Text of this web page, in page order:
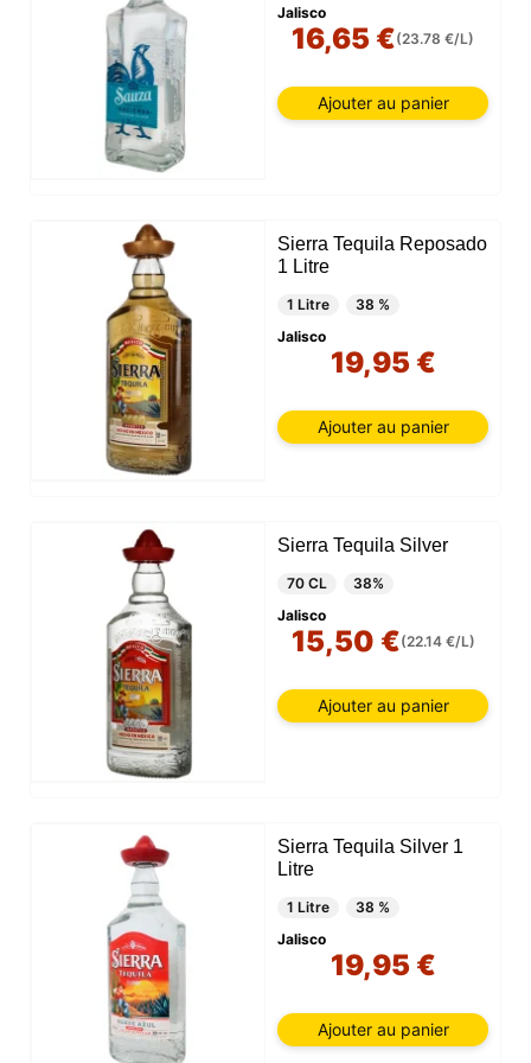
Jalisco
16,65 €(23.78 €/L)
Ajouter au panier
Sierra Tequila Reposado
1 Litre
1 Litre
38 %
Jalisco
19,95 €
Ajouter au panier
Sierra Tequila Silver
70 CL
38%
Jalisco
15,50 €(22.14 €/L)
Ajouter au panier
Sierra Tequila Silver 1
Litre
1 Litre
38 %
Jalisco
19,95 €
Ajouter au panier